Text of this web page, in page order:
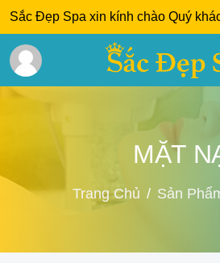
Sắc Đẹp Spa xin kính chào Quý
MẶT
Trang Chủ Sản